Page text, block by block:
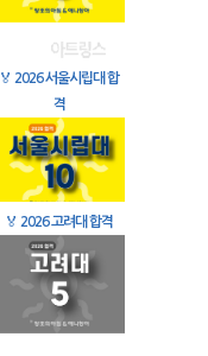
🏅 2026 서울시립대 합
격
🏅 2026 고려대 합격